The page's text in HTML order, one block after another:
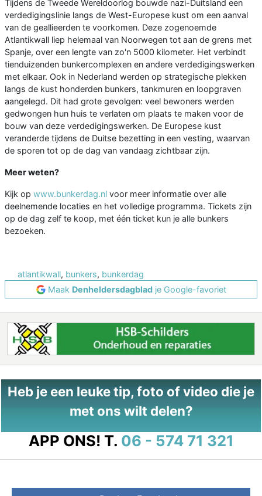
Tijdens de Tweede Wereldoorlog bouwde nazi-Duitsland een
verdedigingslinie langs de West-Europese kust om een aanval
van de geallieerden te voorkomen. Deze zogenoemde
Atlantikwall liep helemaal van Noorwegen tot aan de grens met
Spanje, over een lengte van zo'n 5000 kilometer. Het verbindt
tienduizenden bunkercomplexen en andere verdedigingswerken
met elkaar. Ook in Nederland werden op strategische plekken
langs de kust honderden bunkers, tankmuren en loopgraven
aangelegd. Dit had grote gevolgen: veel bewoners werden
gedwongen hun huis te verlaten om plaats te maken voor de
bouw van deze verdedigingswerken. De Europese kust
veranderde tijdens de Duitse bezetting in een vesting, waarvan
de sporen tot op de dag van vandaag zichtbaar zijn.
Meer weten?
Kijk op www.bunkerdag.nl voor meer informatie over alle
deelnemende locaties en het volledige programma. Tickets zijn
op de dag zelf te koop, met één ticket kun je alle bunkers
bezoeken.
atlantikwall, bunkers, bunkerdag
Maak Denheldersdagbladje Google-favoriet
Heb je een leuke tip, foto of video die je
met ons wilt delen?
APP ONS! T. 06 - 574 71 321